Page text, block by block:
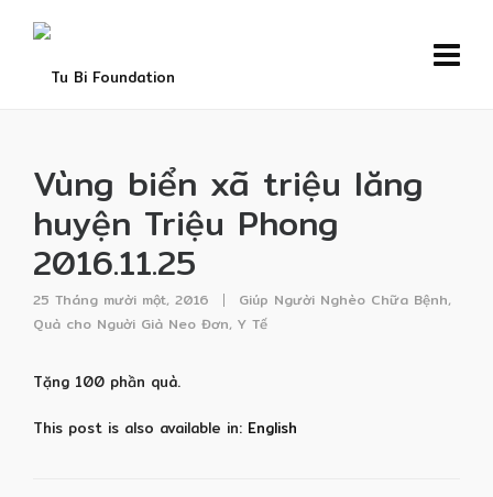
Vùng biển xã triệu lăng
huyện Triệu Phong
2016.11.25
25 Tháng mười một, 2016 Giúp Người Nghèo Chữa Bệnh,
Quà cho Nguời Già Neo Đơn, Y Tế
Tặng 100 phần quà.
This post is also available in: English